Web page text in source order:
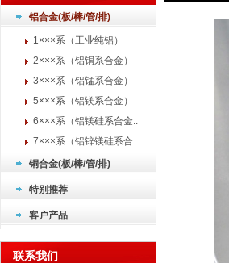
铝合金(板/棒/管/排)
1×××系（工业纯铝）
2×××系（铝铜系合金）
3×××系（铝锰系合金）
5×××系（铝镁系合金）
6×××系（铝镁硅系合金..
7×××系（铝锌镁硅系合..
铜合金(板/棒/管/排)
特别推荐
客户产品
联系我们